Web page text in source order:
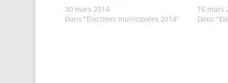
30 mars 2014
Dans "Elections municipales 2014"
16 mars
Dans